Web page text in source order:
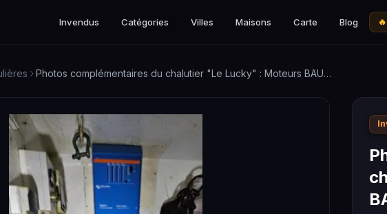
Invendus Catégories Villes Maisons Carte Blog
Photos complémentaires du chalutier "Le Lucky" : Moteurs BAU…